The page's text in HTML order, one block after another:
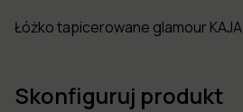
Łóżko tapicerowane glamour KAJA
Skonfiguruj produkt